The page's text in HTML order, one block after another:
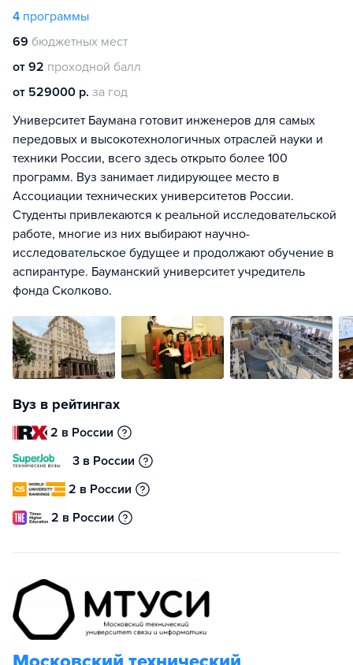
4 программы
69 бюджетных мест
от 92 проходной балл
от 529000 р. за год
Университет Баумана готовит инженеров для самых
передовых и высокотехнологичных отраслей науки и
техники России, всего здесь открыто более 100
программ. Вуз занимает лидирующее место в
Ассоциации технических университетов России.
Студенты привлекаются к реальной исследовательской
работе, многие из них выбирают научно-
исследовательское будущее и продолжают обучение в
аспирантуре. Бауманский университет учредитель
фонда Сколково.
Вуз в рейтингах
2 в России
3 в России
2 в России
2 в России